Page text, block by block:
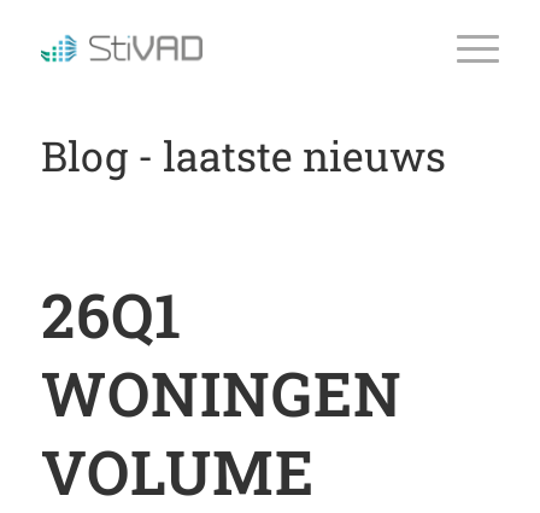
Blog - laatste nieuws
26Q1
WONINGEN
VOLUME